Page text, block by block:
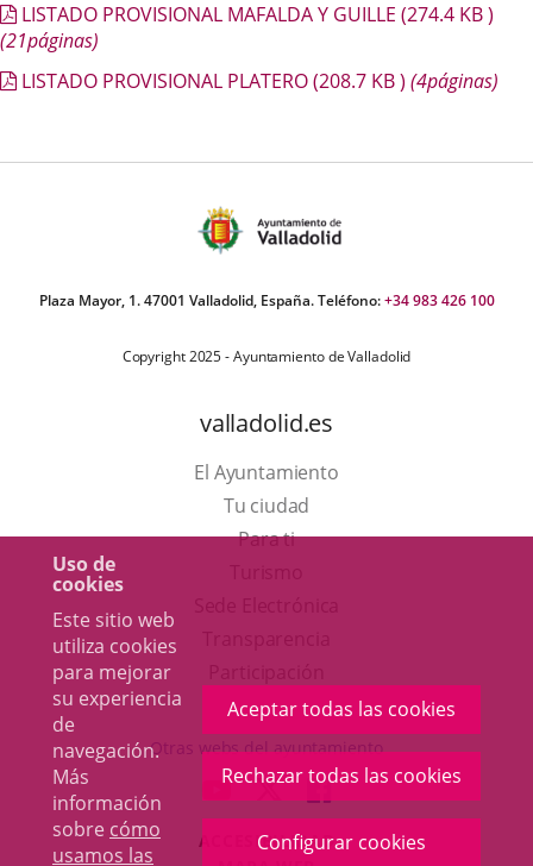
Uso de
cookies
Este sitio web
utiliza cookies
para mejorar
su experiencia
de
navegación.
Más
información
sobre cómo
usamos las
Aceptar todas las cookies
Rechazar todas las cookies
Configurar cookies
LISTADO PROVISIONAL MAFALDA Y GUILLE (274.4 KB)
(21páginas)
LISTADO PROVISIONAL PLATERO(208.7 KB) (4páginas)
Plaza Mayor, 1. 47001 Valladolid, España. Teléfono:+34 983 426 100
Copyright 2025 - Ayuntamiento de Valladolid
valladolid.es
El Ayuntamiento
Tu ciudad
Para ti
en
una
ventana
nueva.
aplicación
externa.
Otras webs del ayuntamiento
ENLACE
A
UNA
ENLACE
A
UNA
ENLACE
A
UNA
ACCESIBILIDAD